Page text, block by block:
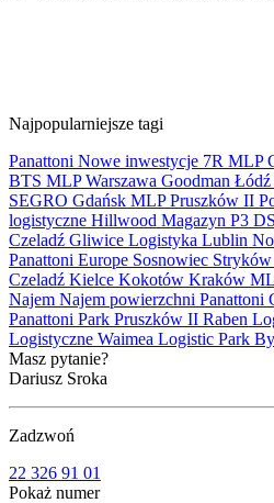
Najpopularniejsze tagi
Panattoni Nowe inwestycje 7R MLP
BTS MLPWarszawa Goodman Łódź
SEGRO Gdańsk MLP Pruszków II
logistyczne Hillwood Magazyn P3
Czeladź Gliwice Logistyka Lublin
Panattoni Europe Sosnowiec Stryków
Czeladź Kielce Kokotów Kraków
Najem Najem powierzchni Panattoni
Panattoni Park Pruszków II Raben
Logistyczne Waimea Logistic Park
Masz pytanie?
Dariusz Sroka
Zadzwoń
22 326 91 01
Pokaż numer